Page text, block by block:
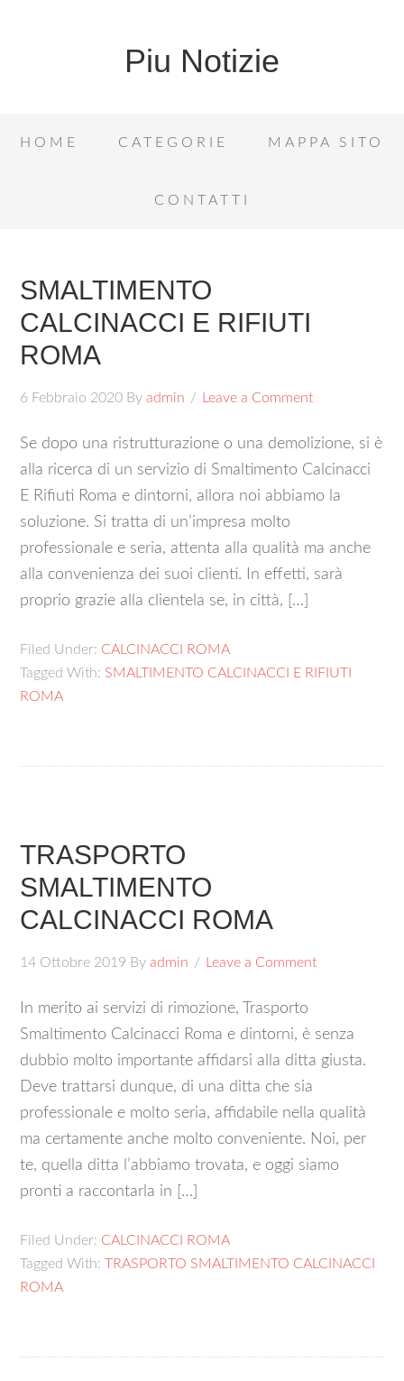
Piu Notizie
HOME CATEGORIE MAPPA SITO
CONTATTI
SMALTIMENTO
CALCINACCI E RIFIUTI
ROMA
6 Febbraio 2020 Byadmin Leave a Comment
Se dopo una ristrutturazione o una demolizione, si è
alla ricerca di un servizio di Smaltimento Calcinacci
E Rifiuti Roma e dintorni, allora noi abbiamo la
soluzione. Si tratta di un’impresa molto
professionale e seria, attenta alla qualità ma anche
alla convenienza dei suoi clienti. In effetti, sarà
proprio grazie alla clientela se, in città, […]
Filed Under: CALCINACCI ROMA
Tagged With: SMALTIMENTO CALCINACCI E RIFIUTI
ROMA
TRASPORTO
SMALTIMENTO
CALCINACCI ROMA
14 Ottobre 2019 Byadmin Leave a Comment
In merito ai servizi di rimozione, Trasporto
Smaltimento Calcinacci Roma e dintorni, è senza
dubbio molto importante affidarsi alla ditta giusta.
Deve trattarsi dunque, di una ditta che sia
professionale e molto seria, affidabile nella qualità
ma certamente anche molto conveniente. Noi, per
te, quella ditta l’abbiamo trovata, e oggi siamo
pronti a raccontarla in […]
Filed Under: CALCINACCI ROMA
Tagged With:TRASPORTO SMALTIMENTO CALCINACCI
ROMA